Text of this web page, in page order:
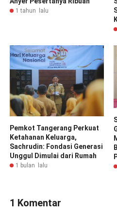
1 tahun lalu
Pemkot Tangerang Perkuat
Ketahanan Keluarga,
Sachrudin: Fondasi Generasi
Unggul Dimulai dari Rumah
1 bulan lalu
1 Komentar